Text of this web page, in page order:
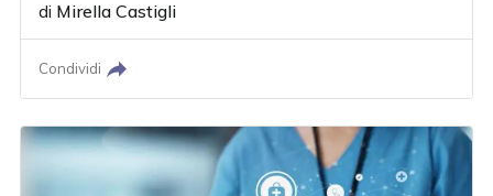
di Mirella Castigli
Condividi